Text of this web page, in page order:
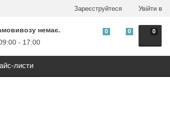
Зареєструйтеся Увійти в
немає.
- 17:00
0
0 0
листи